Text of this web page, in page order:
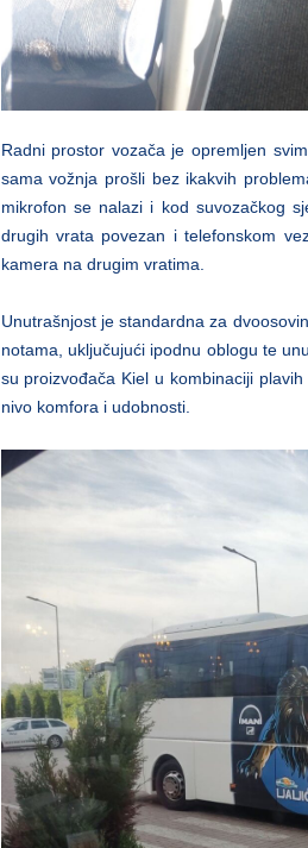
Radni prostor vozača je opremljen
sama vožnja prošli bez ikakvih
mikrofon se nalazi i kod suvozačkog
drugih vrata povezan i telefonskom
kamera na drugim vratima.
Unutrašnjost je standardna za
notama, uključujući ipodnu oblogu te
su proizvođača Kiel u kombinaciji
nivo komfora i udobnosti.